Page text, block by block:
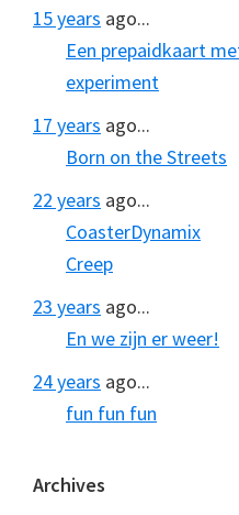
15 years ago...
Een prepaidkaart
experiment
17 years ago...
Born on the Streets
22 years ago...
CoasterDynamix
Creep
23 years ago...
En we zijn er weer!
24 years ago...
fun fun fun
Archives